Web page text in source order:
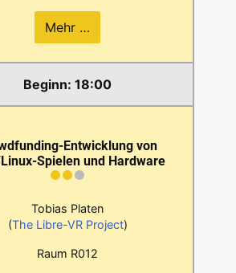
Mehr …
18:00
Entwicklung von
Spielen und Hardware
Tobias Platen
(The Libre-VR Project)
Raum R012